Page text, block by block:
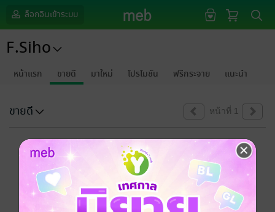
ล็อกอินเข้าระบบ
F.Siho
หน้าแรก ขายดี มาใหม่ โปรโมชัน ฟรีกระจาย แนะนำ
ขายดี หน้าที่ 1
ขออภัยด้วยนะคะ
ไม่พบข้อมูลในหัวข้อที่คุณกำลังชมค่ะ